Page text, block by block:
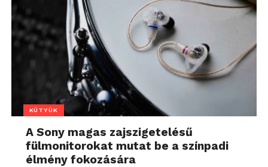
KÜTYÜK
A Sony magas zajszigetelésű
fülmonitorokat mutat be a színpadi
élmény fokozására